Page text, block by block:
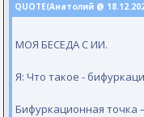
QUOTE(Анатолий @
МОЯ БЕСЕДА С ИИ.
Я: Что такое -
Бифуркационная точка